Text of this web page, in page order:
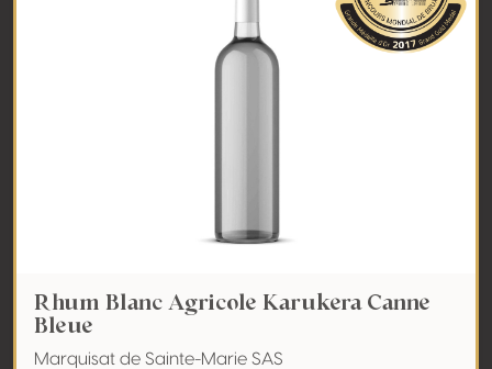
Rhum Blanc Agricole Karukera Canne
Bleue
Marquisat de Sainte-Marie SAS